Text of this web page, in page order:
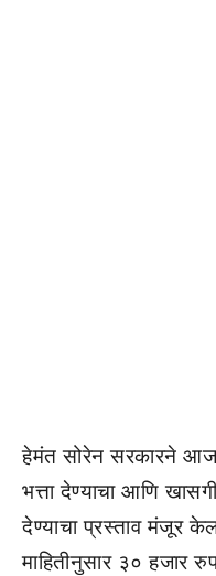
हेमंत सोरेन सरकारने आज
भत्ता देण्याचा आणि
देण्याचा प्रस्ताव मंजूर
माहितीनुसार ३० हजार